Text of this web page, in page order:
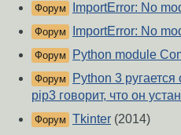
Форум ImportError: No
Форум ImportError: No
Форум Python module
Форум
Python 3
pip3 говорит, что он
Форум Tkinter (2014)